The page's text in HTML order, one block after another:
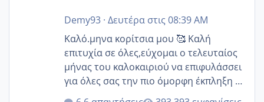
Demy93· Δευτέρα στις 08:39 AM
Καλό.μηνα κορίτσια μου 🥰 Καλή
επιτυχία σε όλες,εύχομαι ο τελευταίος
μήνας του καλοκαιριού να επιφυλάσσει
για όλες σας την πιο όμορφη έκπληξη 🧿
@Elk @Melikara86 @Παρασκευαιδου